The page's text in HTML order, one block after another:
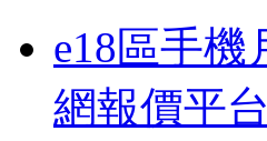
e18區手
網報價平台